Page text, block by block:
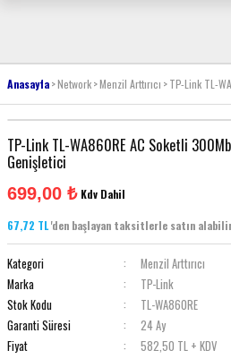
Anasayfa Network Menzil Arttırıcı TP-Link TL-
TP-Link TL-WA860RE AC Soketli
Genişletici
699,00 ₺ Kdv Dahil
67,72 TL'den başlayan taksitlerle satın
Kategori
Menzil Arttırıcı
Marka
TP-Link
Stok Kodu
TL-WA860RE
Garanti Süresi
24 Ay
Fiyat
582,50 TL + KDV